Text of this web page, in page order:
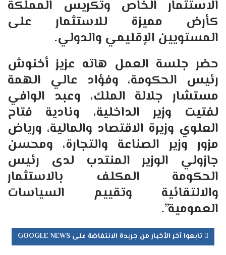
الاستثمار الخاص وتكريس المملكة
كأرض مميزة للاستثمار على
المستويين الإقليمي والدولي.
حضر جلسة العمل هاته عزيز أخنوش
رئيس الحكومة، وفؤاد عالي الهمة
مستشار جلالة الملك، وعبد الوافي
لفتيت وزير الداخلية، ونادية فتاح
العلوي وزيرة الاقتصاد والمالية، ورياض
مزور وزير الصناعة والتجارة، ومحسن
جازولي الوزير المنتدب لدى رئيس
الحكومة المكلف بالاستثمار
والالتقائية وتقييم السياسات
العمومية”.
تابعوا آخر الأخبار من جريدة الانتفاضة على GOOGLE NEWS